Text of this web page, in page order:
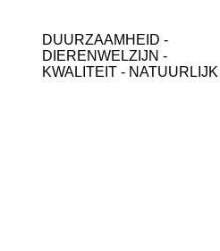
DUURZAAMHEID -
DIERENWELZIJN -
KWALITEIT - NATUURLIJK